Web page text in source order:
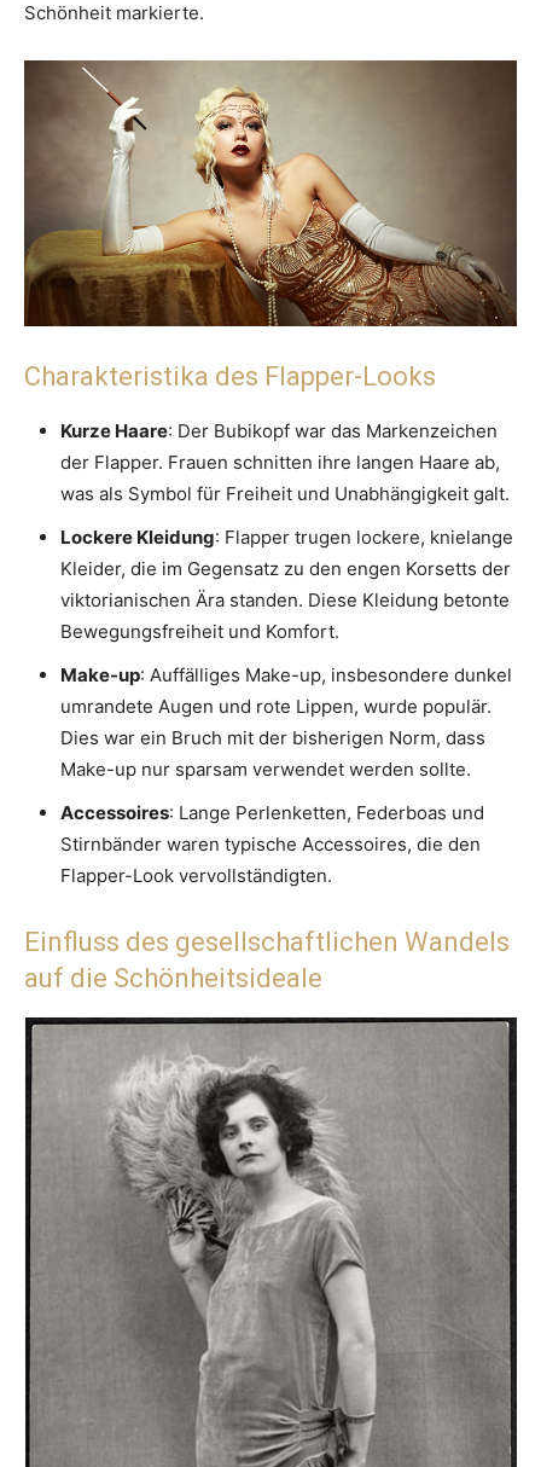
Schönheit markierte.
Charakteristika des Flapper-Looks
Kurze Haare: Der Bubikopf war das Markenzeichen
der Flapper. Frauen schnitten ihre langen Haare ab,
was als Symbol für Freiheit und Unabhängigkeit galt.
Lockere Kleidung: Flapper trugen lockere, knielange
Kleider, die im Gegensatz zu den engen Korsetts der
viktorianischen Ära standen. Diese Kleidung betonte
Bewegungsfreiheit und Komfort.
Make-up: Auffälliges Make-up, insbesondere dunkel
umrandete Augen und rote Lippen, wurde populär.
Dies war ein Bruch mit der bisherigen Norm, dass
Make-up nur sparsam verwendet werden sollte.
Accessoires: Lange Perlenketten, Federboas und
Stirnbänder waren typische Accessoires, die den
Flapper-Look vervollständigten.
Einfluss des gesellschaftlichen Wandels
auf die Schönheitsideale